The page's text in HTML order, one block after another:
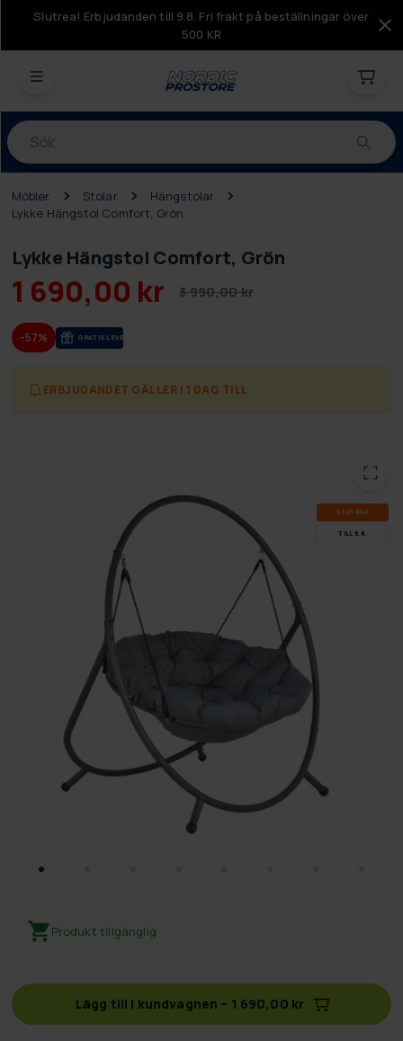
Slutrea! Erbjudanden till 9.8. Fri frakt på beställningar över
500 KR
Produkter
Möbler Stolar
Hängstolar
Lykke Hängstol Comfort, Grön
Lykke Hängstol Comfort, Grön
1 690,00 kr 3 990,00 kr
-57% GRA­TIS LE­VE­RANS
ERBJUDANDET GÄLLER I 1 DAG TILL
SLUT­REA
TILL 9.8.
Produkt tillgänglig
Lägg till i kundvagnen – 1 690,00 kr